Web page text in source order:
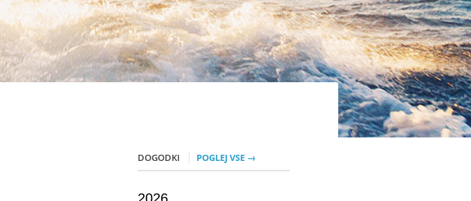
DOGODKI POGLEJ VSE →